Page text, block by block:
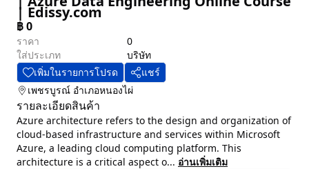
| Edissy.com
฿0
ราคา
0
ใส่ประเภท
บริษัท
เพิ่มในรายการโปรด
แชร์
เพชรบูรณ์ อำเภอหนองไผ่
รายละเอียดสินค้า
Azure architecture refers to the design and organization of
cloud-based infrastructure and services within Microsoft
Azure, a leading cloud computing platform. This
architecture is a critical aspect o... อ่านเพิ่มเติม